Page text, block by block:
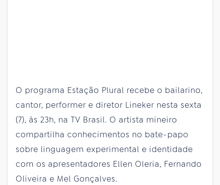
O programa Estação Plural recebe o bailarino,
cantor, performer e diretor Lineker nesta sexta
(7), às 23h, na TV Brasil. O artista mineiro
compartilha conhecimentos no bate-papo
sobre linguagem experimental e identidade
com os apresentadores Ellen Oleria, Fernando
Oliveira e Mel Gonçalves.